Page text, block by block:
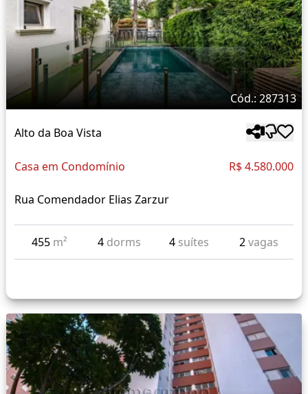
Cód.: 287313
Alto da Boa Vista
Casa em Condomínio R$ 4.580.000
Rua Comendador Elias Zarzur
455 m² 4 dorms 4 suítes 2vagas